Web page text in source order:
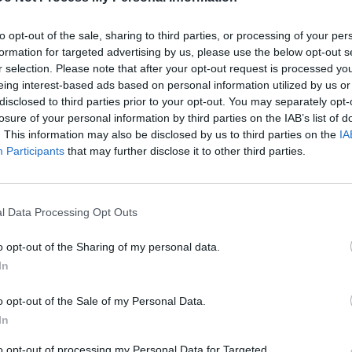
opt-out of the sale, sharing to third parties, or processing of your
for targeted advertising by us, please use the below opt-out
selection. Please note that after your opt-out request is processed
interest-based ads based on personal information utilized by us
to third parties prior to your opt-out. You may separately
of your personal information by third parties on the IAB’s list of
This information may also be disclosed by us to third parties on the
Participants that may further disclose it to other third parties.
Data Processing Opt Outs
opt-out of the Sharing of my personal data.
opt-out of the Sale of my Personal Data.
ενέργειες αποδυναμώνουν και κάθε ισχυρισμό της
θα μιλήσω για επιχειρήματα. Τα επιχειρήματα της
προ πολλού».
της ελληνικής κυβέρνησης, υπογράμμισε ότι «Η
πει και άλλη φορά, στρατηγική, η οποία αποκαλύπτεται,
είναι μυστικές. Κάθε διαπραγμάτευση, που γίνεται
σου, αυτομάτως έχεις χάσει ένα πολύ μεγάλο
Σε κάθε περίπτωση, αυτό το οποίο εμείς
στις προκλήσεις, ενισχύουμε το διάλογο, εξαντλούμε τα
ενημερώνουμε συστηματικά και τους πολιτικούς και
να θέλω να περιαυτολογήσω, υπάρχουν οι αποδείξεις
και χειροπιαστό έγινε στο θέμα των Γλυπτών τα
στην τελευταία εξαετία».
όσα συμβαίνουν και το διεθνές περιβάλλον είναι
και τον επαναπατρισμό των πολιτιστικών αγαθών τα
του Κυριάκου Μητσοτάκη εργάζεται ομόψυχα
ότι ο στόχος μας έχει έρθει τώρα πιο κοντά, παρά